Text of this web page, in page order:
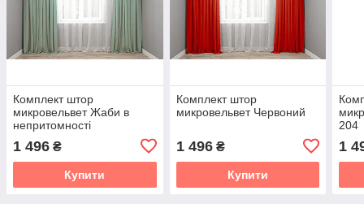
Комплект штор
микровельвет Жаби в
непритомності
1 496 ₴
Купити
Комплект штор
микровельвет Червоний
1 496₴
Купити
204
1